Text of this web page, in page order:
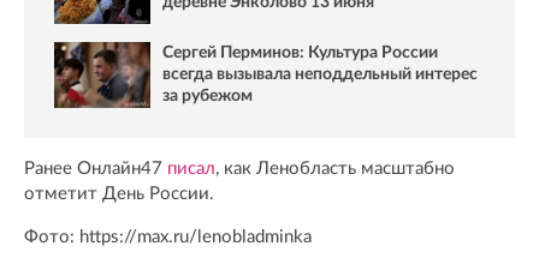
Сергей Перминов: Культура России
всегда вызывала неподдельный интерес
за рубежом
Ранее Онлайн47 писал, как Ленобласть масштабно
отметит День России.
Фото: https://max.ru/lenobladminka